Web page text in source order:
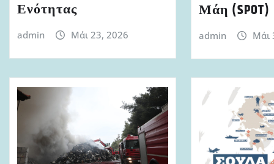
Ενότητας
admin Μάι 23, 2026
Μάη (SPOT)
admin Μάι